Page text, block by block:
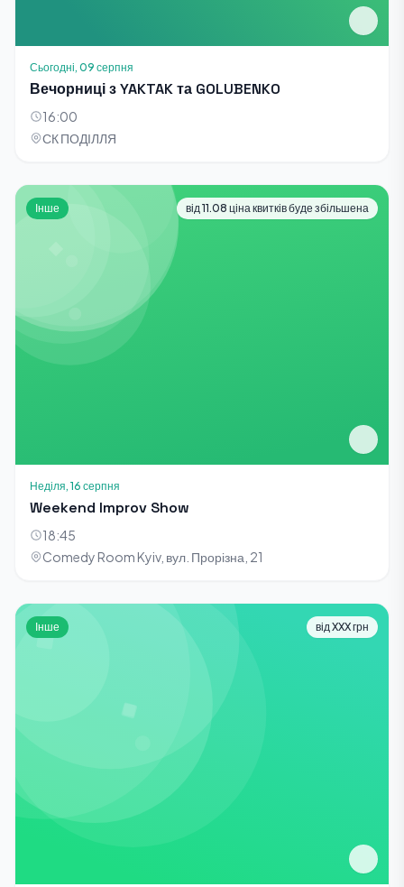
Сьогодні, 09 серпня
Вечорниці з YAKTAK та GOLUBENKO
16:00
СК ПОДІЛЛЯ
Інше від 11.08 ціна квитків буде збільшена
Неділя, 16 серпня
Weekend Improv Show
18:45
Comedy Room Kyiv, вул. Прорізна, 21
Інше від XXX грн